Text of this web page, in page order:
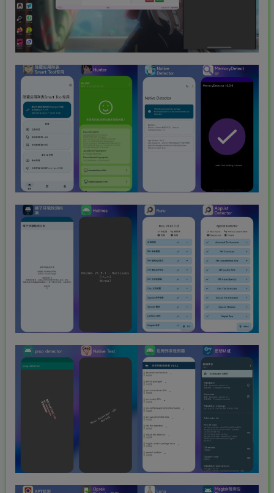
檀木黑
三角钢
指乎
乐器
1.75L大容量
多功能豆浆料
理榨汁机新款
￥299
￥0.00
鹿头
学习管理神器
￥299
小打
欧洲古典风格
高端实木钢琴
指乎
乐器